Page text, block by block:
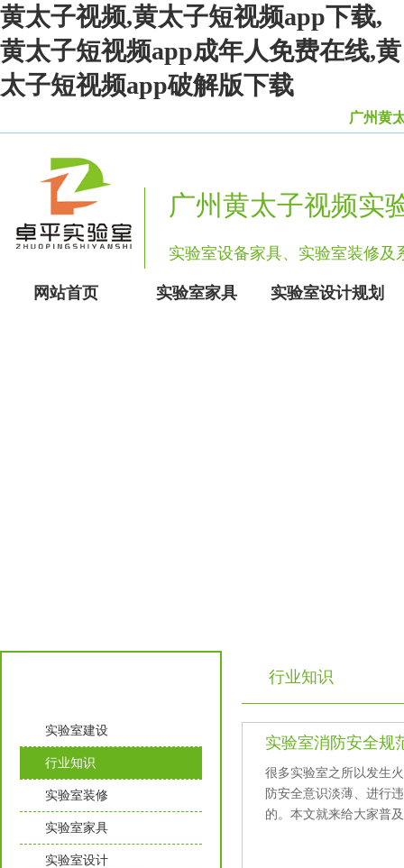
黄太子视频,黄太子短视频app下载,
黄太子短视频app成年人免费在线,黄
太子短视频app破解版下载
广州黄太
广州黄太子视频实
实验室设备家具、实验室装修
网站首页 实验室家具 实验室设计规划
实验室建设
行业知识
实验室装修
实验室家具
实验室设计
行业知识
实验室消防安全规
很多实验室之所以发生火
防安全意识淡薄、进
的。本文就来给大家普